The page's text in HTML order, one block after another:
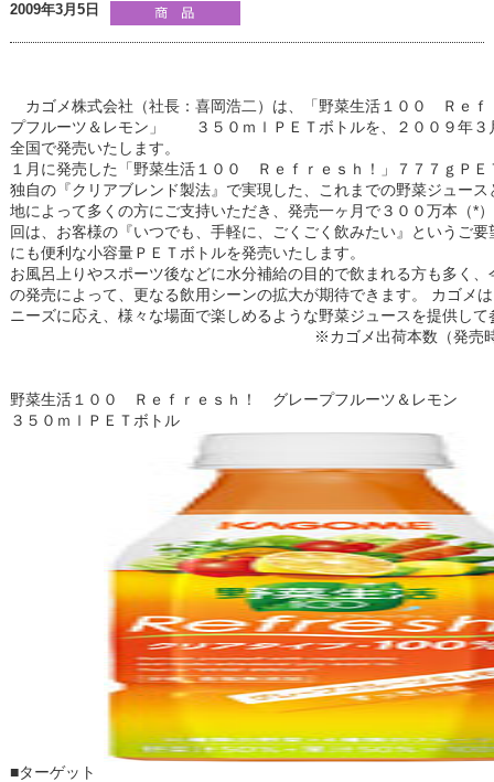
2009年3月5日
カゴメ株式会社（社長：喜岡浩二）は、「野菜生活１００ Ｒｅ
プフルーツ＆レモン」 ３５０ｍｌＰＥＴボトルを、２００９年３
全国で発売いたします。
１月に発売した「野菜生活１００ Ｒｅｆｒｅｓｈ！」７７７ｇＰＥ
独自の『クリアブレンド製法』で実現した、これまでの野菜ジュー
地によって多くの方にご支持いただき、発売一ヶ月で３００万本（*
回は、お客様の『いつでも、手軽に、ごくごく飲みたい』というご
にも便利な小容量ＰＥＴボトルを発売いたします。
お風呂上りやスポーツ後などに水分補給の目的で飲まれる方も多く
の発売によって、更なる飲用シーンの拡大が期待できます。 カゴメ
ニーズに応え、様々な場面で楽しめるような野菜ジュースを提供して
※カゴメ出荷本数（発売
野菜生活１００ Ｒｅｆｒｅｓｈ！ グレープフルーツ＆レモン
３５０ｍｌＰＥＴボトル
■ターゲット